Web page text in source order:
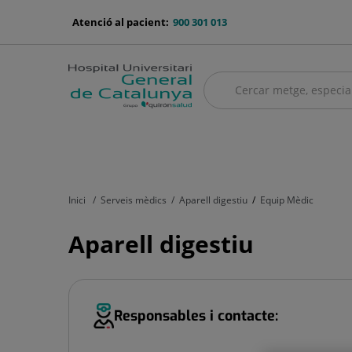
menu-
900 301 013
Atenció al pacient:
CercarCercar
Inici Serveis mèdics Aparell digestiu Equip Mèdic
Aparell digestiu
Responsables i contacte: